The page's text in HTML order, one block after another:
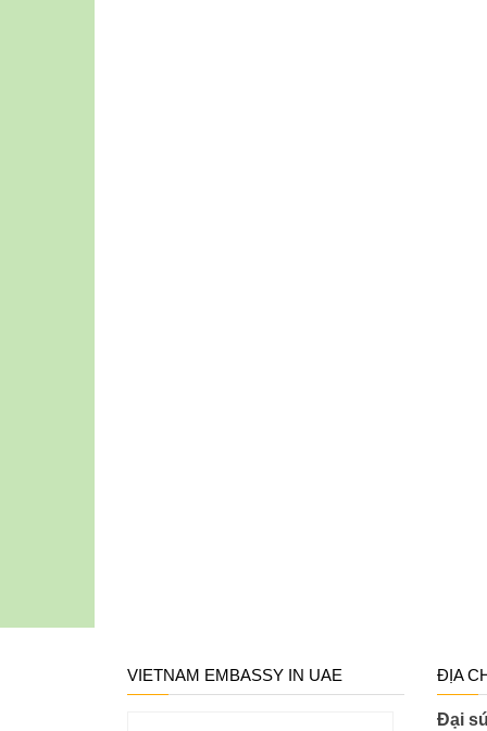
VIETNAM EMBASSY IN UAE ĐỊA
Đại